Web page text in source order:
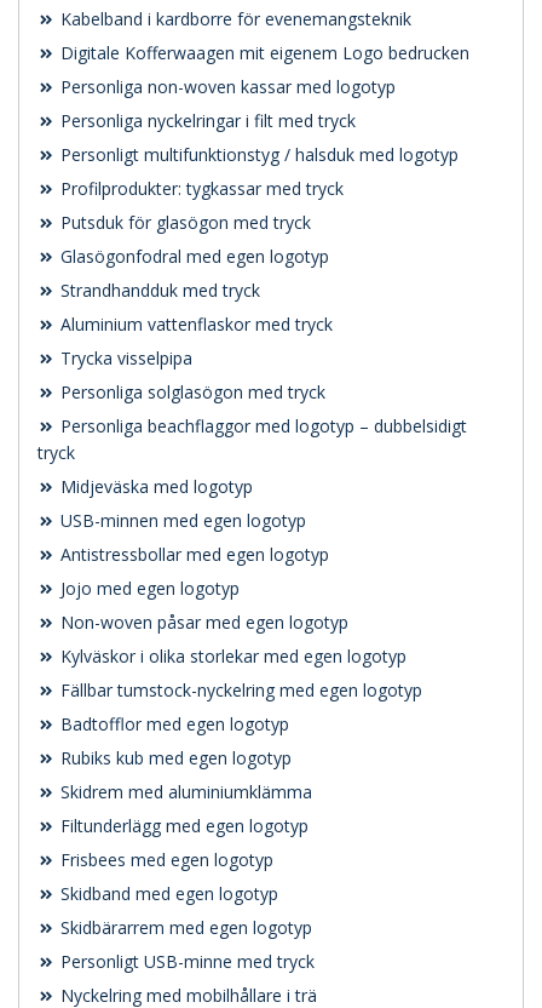
Kabelband i kardborre för evenemangsteknik
Digitale Kofferwaagen mit eigenem Logo bedrucken
Personliga non-woven kassar med logotyp
Personliga nyckelringar i filt med tryck
Personligt multifunktionstyg / halsduk med logotyp
Profilprodukter: tygkassar med tryck
Putsduk för glasögon med tryck
Glasögonfodral med egen logotyp
Strandhandduk med tryck
Aluminium vattenflaskor med tryck
Trycka visselpipa
Personliga solglasögon med tryck
Personliga beachflaggor med logotyp – dubbelsidigt
tryck
Midjeväska med logotyp
USB-minnen med egen logotyp
Antistressbollar med egen logotyp
Jojo med egen logotyp
Non-woven påsar med egen logotyp
Kylväskor i olika storlekar med egen logotyp
Fällbar tumstock-nyckelring med egen logotyp
Badtofflor med egen logotyp
Rubiks kub med egen logotyp
Skidrem med aluminiumklämma
Filtunderlägg med egen logotyp
Frisbees med egen logotyp
Skidband med egen logotyp
Skidbärarrem med egen logotyp
Personligt USB-minne med tryck
Nyckelring med mobilhållare i trä